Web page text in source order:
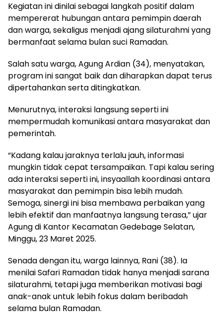
Kegiatan ini dinilai sebagai langkah positif dalam
mempererat hubungan antara pemimpin daerah
dan warga, sekaligus menjadi ajang silaturahmi yang
bermanfaat selama bulan suci Ramadan.
Salah satu warga, Agung Ardian (34), menyatakan,
program ini sangat baik dan diharapkan dapat terus
dipertahankan serta ditingkatkan.
Menurutnya, interaksi langsung seperti ini
mempermudah komunikasi antara masyarakat dan
pemerintah.
“Kadang kalau jaraknya terlalu jauh, informasi
mungkin tidak cepat tersampaikan. Tapi kalau sering
ada interaksi seperti ini, insyaallah koordinasi antara
masyarakat dan pemimpin bisa lebih mudah.
Semoga, sinergi ini bisa membawa perbaikan yang
lebih efektif dan manfaatnya langsung terasa,” ujar
Agung di Kantor Kecamatan Gedebage Selatan,
Minggu, 23 Maret 2025.
Senada dengan itu, warga lainnya, Rani (38). Ia
menilai Safari Ramadan tidak hanya menjadi sarana
silaturahmi, tetapi juga memberikan motivasi bagi
anak-anak untuk lebih fokus dalam beribadah
selama bulan Ramadan.